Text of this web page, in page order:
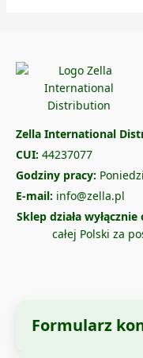
Zella International
CUI: 44237077
Godziny pracy:
E-mail: info@zella.pl
Sklep działa wyłącznie
całej Polski za
Formularz